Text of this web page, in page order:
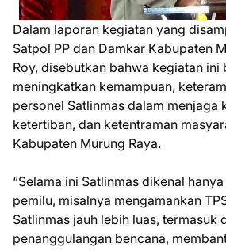
Dalam laporan kegiatan yang
Satpol PP dan Damkar Kabupaten
Roy, disebutkan bahwa kegiatan ini
meningkatkan kemampuan,
personel Satlinmas dalam menjaga
ketertiban, dan ketentraman
Kabupaten Murung Raya.
“Selama ini Satlinmas dikenal
pemilu, misalnya mengamankan
Satlinmas jauh lebih luas, termasuk
penanggulangan bencana,